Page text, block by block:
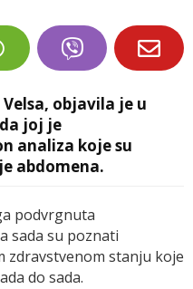
objavila je u
joj je
analiza koje su
abdomena.
podvrgnuta
sada su poznati
zdravstvenom stanju koje
do sada.